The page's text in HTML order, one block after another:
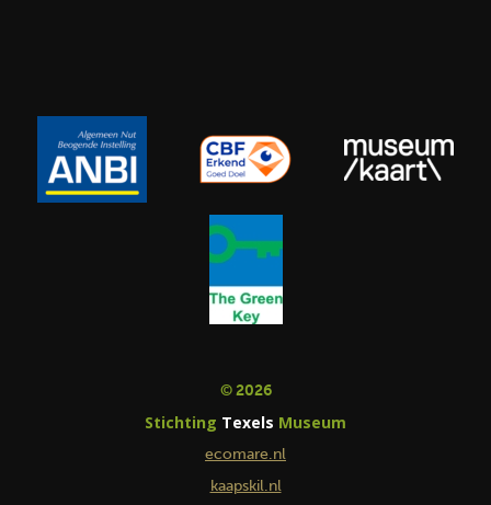
© 2026
Stichting Texels Museum
ecomare.nl
kaapskil.nl